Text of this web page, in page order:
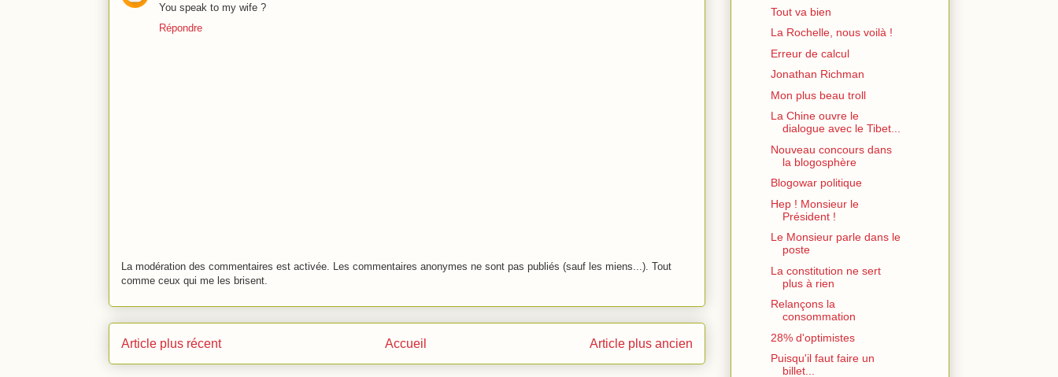
You speak to my wife ?
Répondre
La modération des commentaires est activée. Les commentaires anonymes ne sont pas publiés (sauf les miens...). Tout
comme ceux qui me les brisent.
Article plus récent Article plus ancien
Accueil
Tout va bien
La Rochelle, nous voilà !
Erreur de calcul
Jonathan Richman
Mon plus beau troll
La Chine ouvre le
dialogue avec le Tibet...
Nouveau concours dans
la blogosphère
Blogowar politique
Hep ! Monsieur le
Président !
Le Monsieur parle dans le
poste
La constitution ne sert
plus à rien
Relançons la
consommation
28% d'optimistes
Puisqu'il faut faire un
billet...